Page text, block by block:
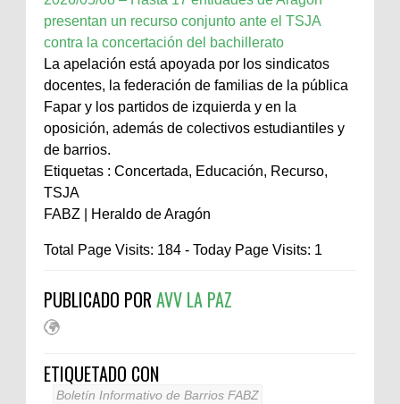
presentan un recurso conjunto ante el TSJA
contra la concertación del bachillerato
La apelación está apoyada por los sindicatos
docentes, la federación de familias de la pública
Fapar y los partidos de izquierda y en la
oposición, además de colectivos estudiantiles y
de barrios.
Etiquetas : Concertada, Educación, Recurso,
TSJA
FABZ | Heraldo de Aragón
Total Page Visits: 184 - Today Page Visits: 1
PUBLICADO PORAVV LA PAZ
ETIQUETADO CON
Boletín Informativo de Barrios FABZ